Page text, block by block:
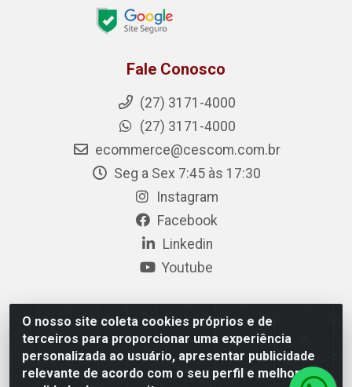
O nosso site coleta cookies próprios e de
terceiros para proporcionar uma experiência
personalizada ao usuário, apresentar publicidade
relevante de acordo com o seu perfil e melhorar a
Fale Conosco
(27) 3171-4000
(27) 3171-4000
ecommerce@cescom.com.br
Seg a Sex 7:45 às 17:30
Instagram
Facebook
Linkedin
Youtube
Cescom Distribuidor - Rodovia BR 101, Km 163, S/N – Rio
Quartel, Linhares/ES – CEP 29.900-983 – CNPJ
27.724.509/0001-33